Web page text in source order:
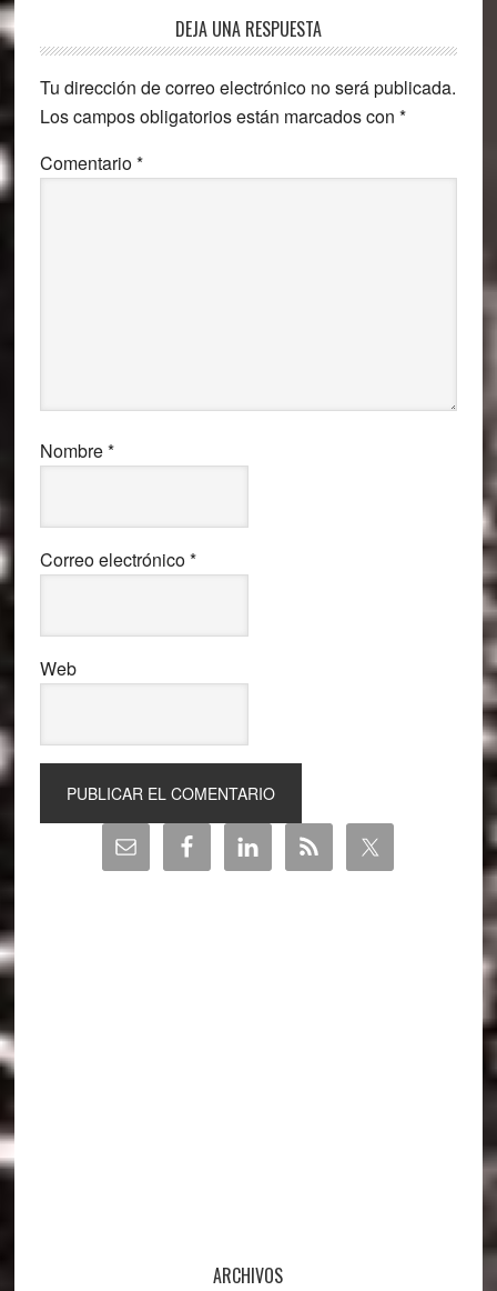
Interacciones
con
los
lectores
DEJA UNA RESPUESTA
Tu dirección de correo electrónico no será publicada.
Los campos obligatorios están marcados con *
Comentario*
Nombre*
Correo electrónico*
Web
Barra
lateral
ARCHIVOS